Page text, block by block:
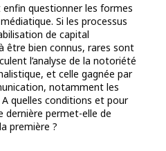
questionner les formes
Si les processus
de capital
être bien connus, rares sont
l’analyse de la notoriété
et celle gagnée par
notamment les
quelles conditions et pour
dernière permet-elle de
première ?